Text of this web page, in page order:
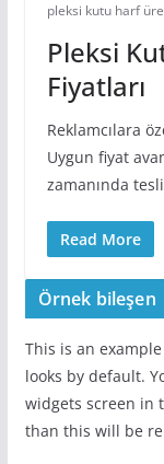
pleksi kutu harf
Pleksi
Fiyatları
Reklamcılara
Uygun fiyat
zamanında
Read More
Örnek bileşen
This is an
looks by default.
widgets screen in
than this will be